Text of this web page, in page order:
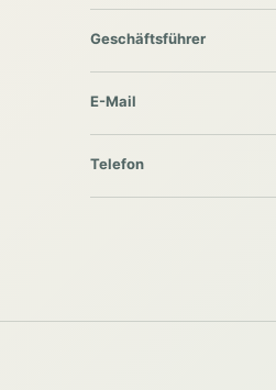
Geschäftsführer
E-Mail
Telefon